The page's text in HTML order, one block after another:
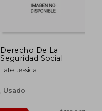
dcto.
Derecho De La
Seguridad Social
Tate Jessica
Usado